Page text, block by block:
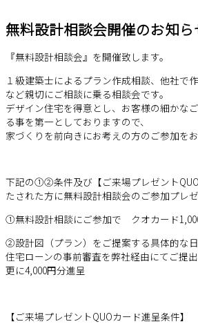
無料設計相談会開催のお知ら
『無料設計相談会』を開催致します。
１級建築士によるプラン作成相談、他社で
など親切にご相談に乗る相談会です。
デザイン住宅を得意とし、お客様の細かな
る事を第一としておりますので、
家づくりを前向きにお考えの方のご参加を
下記の①②条件及び【ご来場プレゼント
たされた方に無料設計相談会のご参加プレ
①無料設計相談にご参加で クオカード
②設計図（プラン）をご提案する具体的な日
住宅ローンの事前審査を弊社経由にてご提
更に4,000円分進呈
【ご来場プレゼントQUOカード進呈条件】